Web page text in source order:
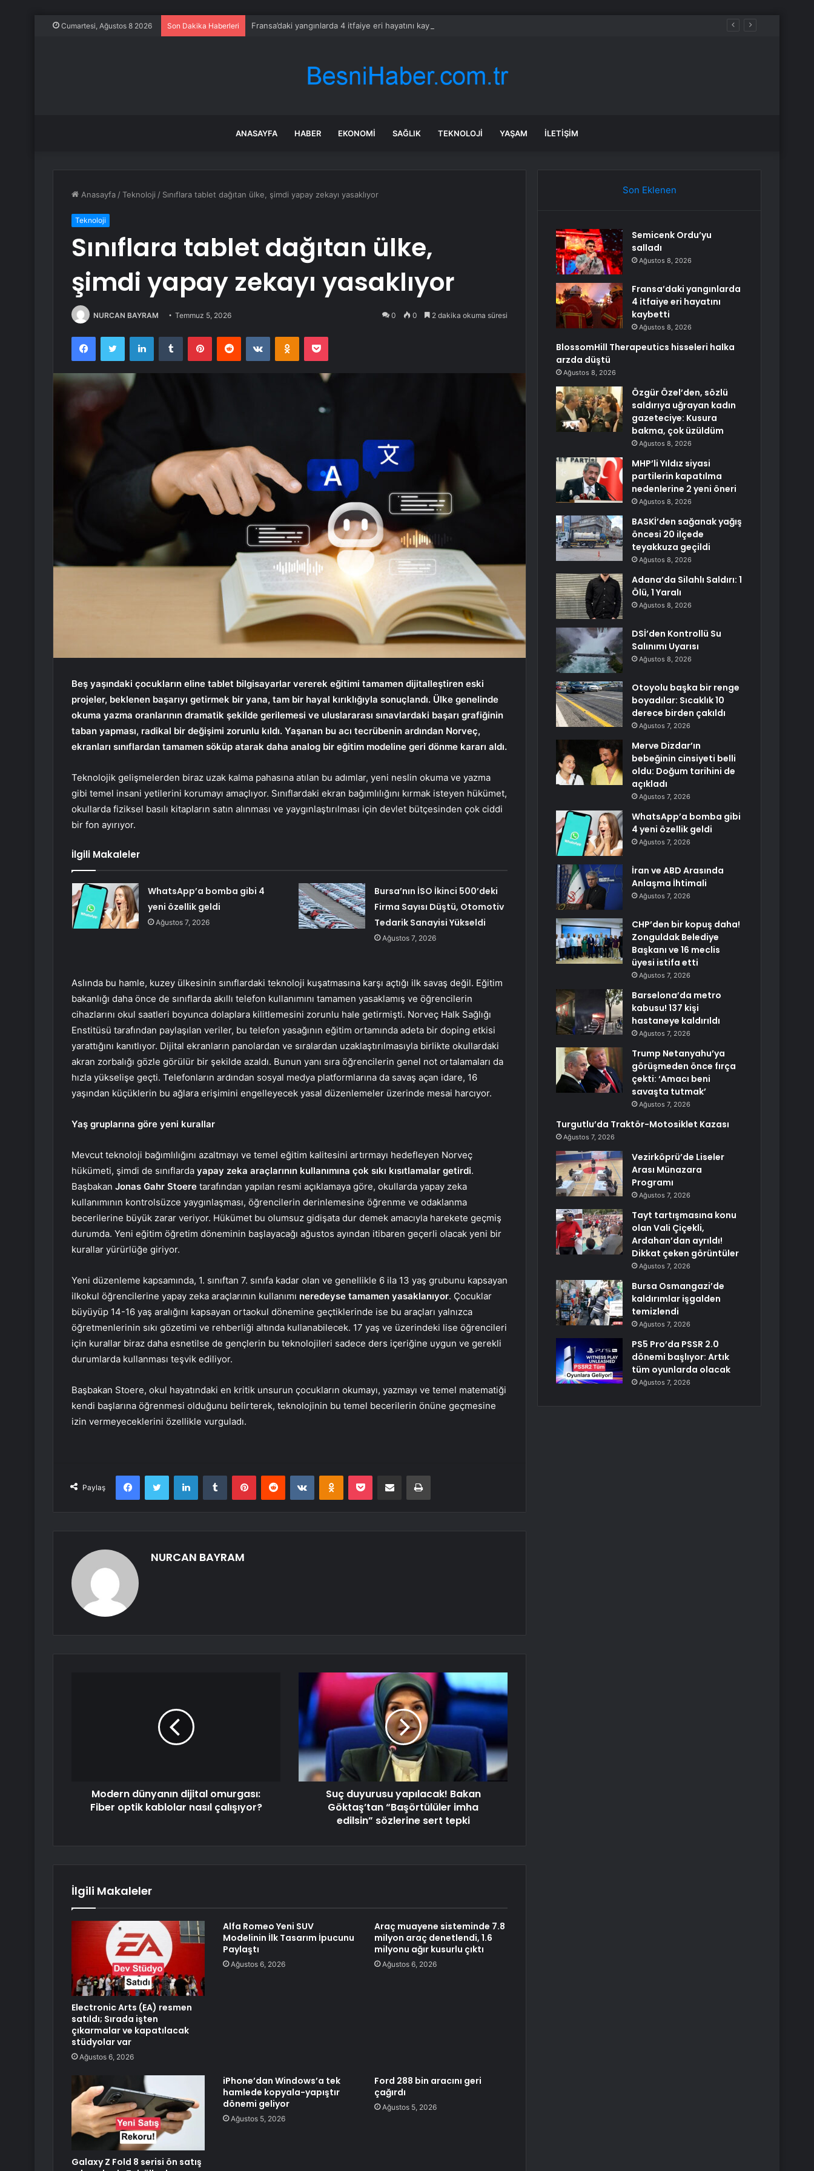
Cumartesi, Ağustos 8 2026 Son Dakika Haberleri Fransa’daki yangınlarda 4 itfaiye eri hayatını kaybetti
ANASAYFA HABER EKONOMI SAĞLIK TEKNOLOJI YAŞAM İLETIŞIM
Anasayfa /Teknoloji / Sınıflara tablet dağıtan ülke, şimdi yapay zekayı yasaklıyor
Teknoloji
Sınıflara tablet dağıtan ülke,
şimdi yapay zekayı yasaklıyor
NURCAN BAYRAM Temmuz 5, 2026 0 0 2 dakika okuma süresi
FacebookTwitter LinkedInTumblr PinterestReddit VKontakteOdnoklassniki
Pocket
Beş yaşındaki çocukların eline tablet bilgisayarlar vererek eğitimi tamamen dijitalleştiren eski
projeler, beklenen başarıyı getirmek bir yana, tam bir hayal kırıklığıyla sonuçlandı. Ülke genelinde
okuma yazma oranlarının dramatik şekilde gerilemesi ve uluslararası sınavlardaki başarı grafiğinin
taban yapması, radikal bir değişimi zorunlu kıldı. Yaşanan bu acı tecrübenin ardından Norveç,
ekranları sınıflardan tamamen söküp atarak daha analog bir eğitim modeline geri dönme kararı aldı.
Teknolojik gelişmelerden biraz uzak kalma pahasına atılan bu adımlar, yeni neslin okuma ve yazma
gibi temel insani yetilerini korumayı amaçlıyor. Sınıflardaki ekran bağımlılığını kırmak isteyen hükümet,
okullarda fiziksel basılı kitapların satın alınması ve yaygınlaştırılması için devlet bütçesinden çok ciddi
bir fon ayırıyor.
İlgili Makaleler
WhatsApp’a bomba gibi 4
yeni özellik geldi
Ağustos 7, 2026
Bursa’nın İSO İkinci 500’deki
Firma Sayısı Düştü, Otomotiv
Tedarik Sanayisi Yükseldi
Ağustos 7, 2026
Aslında bu hamle, kuzey ülkesinin sınıflardaki teknoloji kuşatmasına karşı açtığı ilk savaş değil. Eğitim
bakanlığı daha önce de sınıflarda akıllı telefon kullanımını tamamen yasaklamış ve öğrencilerin
cihazlarını okul saatleri boyunca dolaplara kilitlemesini zorunlu hale getirmişti. Norveç Halk Sağlığı
Enstitüsü tarafından paylaşılan veriler, bu telefon yasağının eğitim ortamında adeta bir doping etkisi
yarattığını kanıtlıyor. Dijital ekranların panolardan ve sıralardan uzaklaştırılmasıyla birlikte okullardaki
akran zorbalığı gözle görülür bir şekilde azaldı. Bunun yanı sıra öğrencilerin genel not ortalamaları da
hızla yükselişe geçti. Telefonların ardından sosyal medya platformlarına da savaş açan idare, 16
yaşından küçüklerin bu ağlara erişimini engelleyecek yasal düzenlemeler üzerinde mesai harcıyor.
Yaş gruplarına göre yeni kurallar
Mevcut teknoloji bağımlılığını azaltmayı ve temel eğitim kalitesini artırmayı hedefleyen Norveç
hükümeti, şimdi de sınıflarda yapay zeka araçlarının kullanımına çok sıkı kısıtlamalar getirdi.
Başbakan Jonas Gahr Stoere tarafından yapılan resmi açıklamaya göre, okullarda yapay zeka
kullanımının kontrolsüzce yaygınlaşması, öğrencilerin derinlemesine öğrenme ve odaklanma
becerilerine büyük zarar veriyor. Hükümet bu olumsuz gidişata dur demek amacıyla harekete geçmiş
durumda. Yeni eğitim öğretim döneminin başlayacağı ağustos ayından itibaren geçerli olacak yeni bir
kurallar yürürlüğe giriyor.
Yeni düzenleme kapsamında, 1. sınıftan 7. sınıfa kadar olan ve genellikle 6 ila 13 yaş grubunu kapsayan
ilkokul öğrencilerine yapay zeka araçlarının kullanımı neredeyse tamamen yasaklanıyor. Çocuklar
büyüyüp 14-16 yaş aralığını kapsayan ortaokul dönemine geçtiklerinde ise bu araçları yalnızca
öğretmenlerinin sıkı gözetimi ve rehberliği altında kullanabilecek. 17 yaş ve üzerindeki lise öğrencileri
için kurallar biraz daha esnetilse de gençlerin bu teknolojileri sadece ders içeriğine uygun ve gerekli
durumlarda kullanması teşvik ediliyor.
Başbakan Stoere, okul hayatındaki en kritik unsurun çocukların okumayı, yazmayı ve temel matematiği
kendi başlarına öğrenmesi olduğunu belirterek, teknolojinin bu temel becerilerin önüne geçmesine
izin vermeyeceklerini özellikle vurguladı.
Paylaş
FacebookTwitter LinkedInTumblr PinterestReddit VKontakteOdnoklassniki
Pocket E-Posta ile paylaş Yazdır
NURCAN BAYRAM
Modern dünyanın dijital omurgası:
Fiber optik kablolar nasıl çalışıyor?
Suç duyurusu yapılacak! Bakan
Göktaş’tan “Başörtülüler imha
edilsin” sözlerine sert tepki
İlgili Makaleler
Electronic Arts (EA) resmen
satıldı; Sırada işten
çıkarmalar ve kapatılacak
stüdyolar var
Ağustos 6, 2026
Alfa Romeo Yeni SUV
Modelinin İlk Tasarım İpucunu
Paylaştı
Ağustos 6, 2026
Araç muayene sisteminde 7.8
milyon araç denetlendi, 1.6
milyonu ağır kusurlu çıktı
Ağustos 6, 2026
Galaxy Z Fold 8 serisi ön satış
iPhone’dan Windows’a tek
hamlede kopyala-yapıştır
dönemi geliyor
Ağustos 5, 2026
Ford 288 bin aracını geri
çağırdı
Ağustos 5, 2026
Son Eklenen
Semicenk Ordu’yu
salladı
Ağustos 8, 2026
Fransa’daki yangınlarda
4 itfaiye eri hayatını
kaybetti
Ağustos 8, 2026
BlossomHill Therapeutics hisseleri halka
arzda düştü
Ağustos 8, 2026
Özgür Özel’den, sözlü
saldırıya uğrayan kadın
gazeteciye: Kusura
bakma, çok üzüldüm
Ağustos 8, 2026
MHP’li Yıldız siyasi
partilerin kapatılma
nedenlerine 2 yeni öneri
Ağustos 8, 2026
BASKİ’den sağanak yağış
öncesi 20 ilçede
teyakkuza geçildi
Ağustos 8, 2026
Adana’da Silahlı Saldırı: 1
Ölü, 1 Yaralı
Ağustos 8, 2026
DSİ’den Kontrollü Su
Salınımı Uyarısı
Ağustos 8, 2026
Otoyolu başka bir renge
boyadılar: Sıcaklık 10
derece birden çakıldı
Ağustos 7, 2026
Merve Dizdar’ın
bebeğinin cinsiyeti belli
oldu: Doğum tarihini de
açıkladı
Ağustos 7, 2026
WhatsApp’a bomba gibi
4 yeni özellik geldi
Ağustos 7, 2026
İran ve ABD Arasında
Anlaşma İhtimali
Ağustos 7, 2026
CHP’den bir kopuş daha!
Zonguldak Belediye
Başkanı ve 16 meclis
üyesi istifa etti
Ağustos 7, 2026
Barselona’da metro
kabusu! 137 kişi
hastaneye kaldırıldı
Ağustos 7, 2026
Trump Netanyahu’ya
görüşmeden önce fırça
çekti: ‘Amacı beni
savaşta tutmak’
Ağustos 7, 2026
Turgutlu’da Traktör-Motosiklet Kazası
Ağustos 7, 2026
Vezirköprü’de Liseler
Arası Münazara
Programı
Ağustos 7, 2026
Tayt tartışmasına konu
olan Vali Çiçekli,
Ardahan’dan ayrıldı!
Dikkat çeken görüntüler
Ağustos 7, 2026
Bursa Osmangazi’de
kaldırımlar işgalden
temizlendi
Ağustos 7, 2026
PS5 Pro’da PSSR 2.0
dönemi başlıyor: Artık
tüm oyunlarda olacak
Ağustos 7, 2026